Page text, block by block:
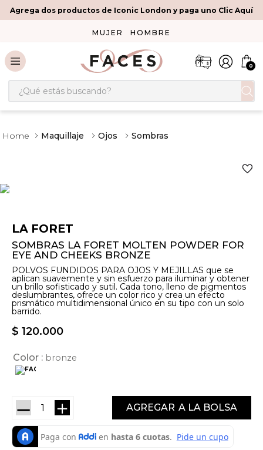
Agrega dos productos de Iconic London y paga uno Clic Aquí
MUJER HOMBRE
0
¿Qué estás buscando?
Maquillaje Ojos Sombras
LA FORET
SOMBRAS LA FORET MOLTEN POWDER FOR
EYE AND CHEEKS BRONZE
POLVOS FUNDIDOS PARA OJOS Y MEJILLAS que se
aplican suavemente y sin esfuerzo para iluminar y obtener
un brillo sofisticado y sutil. Cada tono, lleno de pigmentos
deslumbrantes, ofrece un color rico y crea un efecto
prismático multidimensional único en su tipo con un solo
barrido.
$ 120.000
Color bronze
＋
－ AGREGAR